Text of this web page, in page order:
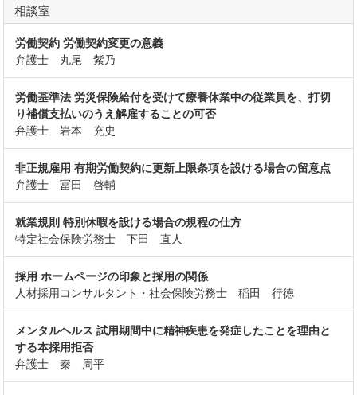
相談室
労働契約 労働契約変更の意義
弁護士 丸尾 紫乃
労働基準法 労災保険給付を受けて療養休業中の従業員を、打切
り補償支払いのうえ解雇することの可否
弁護士 岩本 充史
非正規雇用 有期労働契約に更新上限条項を設ける場合の留意点
弁護士 冨田 啓輔
就業規則 特別休暇を設ける場合の規程の仕方
特定社会保険労務士 下田 直人
採用 ホームページの印象と採用の関係
人材採用コンサルタント・社会保険労務士 稲田 行徳
メンタルヘルス 試用期間中に精神疾患を発症したことを理由と
する本採用拒否
弁護士 秦 周平